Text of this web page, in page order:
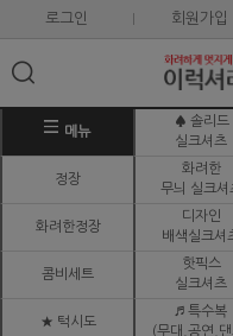
로그인 회원가입
메뉴
♠ 솔리드
실크셔츠
정장
화려한
무늬 실크셔
화려한정장
디자인
배색실크셔
콤비세트
핫픽스
실크셔츠
★ 턱시도
♬ 특수복
(무대.공연,